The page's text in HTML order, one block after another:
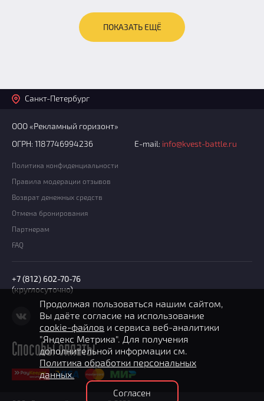
ПОКАЗАТЬ ЕЩЁ
Санкт-Петербург
ООО «Рекламный горизонт»
ОГРН: 1187746994236
E-mail: info@kvest-battle.ru
Политика конфиденциальности
Правила модерации отзывов
Возврат денежных средств
Отмена бронирования
Партнерам
FAQ
+7 (812) 602-70-76
(круглосуточно)
Способы оплаты
Продолжая пользоваться нашим сайтом,
Вы даёте согласие на использование
cookie-файлов и сервиса веб-аналитики
"Яндекс Метрика". Для получения
дополнительной информации см.
Политика обработки персональных
данных.
Согласен